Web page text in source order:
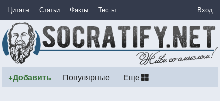
Цитаты Статьи Факты Тесты Вход
+Добавить Популярные Еще